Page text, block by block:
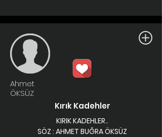
Ahmet
ÖKSÜZ
Kırık Kadehler
KIRIK KADEHLER..
SÖZ : AHMET BUĞRA ÖKSÜZ